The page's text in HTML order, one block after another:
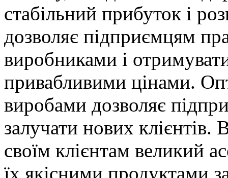
стабільний прибуток і
дозволяє підприємцям
виробниками і
привабливими цінами.
виробами дозволяє
залучати нових
своїм клієнтам великий
їх якісними продуктами